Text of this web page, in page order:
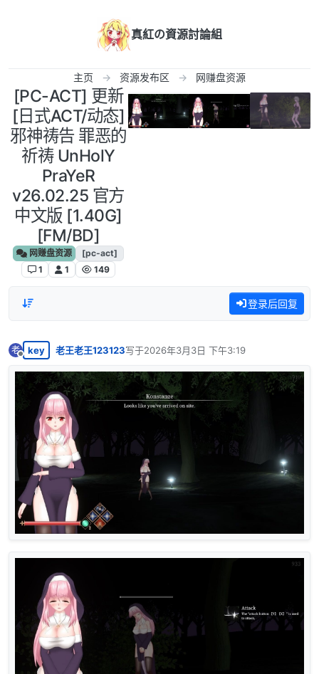
真紅の資源討論組
主页 资源发布区 网赚盘资源
[PC-ACT] 更新
[日式ACT/动态]
邪神祷告 罪恶的
祈祷 UnHolY
PraYeR
v26.02.25 官方
中文版 [1.40G]
[FM/BD]
网赚盘资源
[pc-act]
1
1 149
登录后回复
老
离线
key 老王老王123123写于2026年3月3日 下午3:19
最后由 编辑